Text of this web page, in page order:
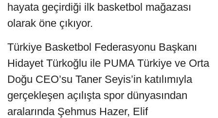
hayata geçirdiği ilk basketbol mağazası
olarak öne çıkıyor.
Türkiye Basketbol Federasyonu Başkanı
Hidayet Türkoğlu ile PUMA Türkiye ve Orta
Doğu CEO’su Taner Seyis’in katılımıyla
gerçekleşen açılışta spor dünyasından
aralarında Şehmus Hazer, Elif